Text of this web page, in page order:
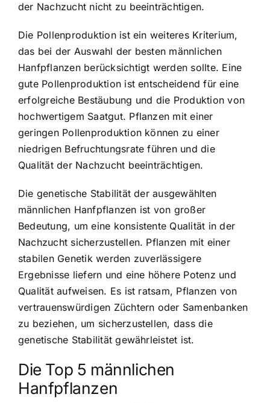
der Nachzucht nicht zu beeinträchtigen.
Die Pollenproduktion ist ein weiteres Kriterium,
das bei der Auswahl der besten männlichen
Hanfpflanzen berücksichtigt werden sollte. Eine
gute Pollenproduktion ist entscheidend für eine
erfolgreiche Bestäubung und die Produktion von
hochwertigem Saatgut. Pflanzen mit einer
geringen Pollenproduktion können zu einer
niedrigen Befruchtungsrate führen und die
Qualität der Nachzucht beeinträchtigen.
Die genetische Stabilität der ausgewählten
männlichen Hanfpflanzen ist von großer
Bedeutung, um eine konsistente Qualität in der
Nachzucht sicherzustellen. Pflanzen mit einer
stabilen Genetik werden zuverlässigere
Ergebnisse liefern und eine höhere Potenz und
Qualität aufweisen. Es ist ratsam, Pflanzen von
vertrauenswürdigen Züchtern oder Samenbanken
zu beziehen, um sicherzustellen, dass die
genetische Stabilität gewährleistet ist.
Die Top 5 männlichen
Hanfpflanzen